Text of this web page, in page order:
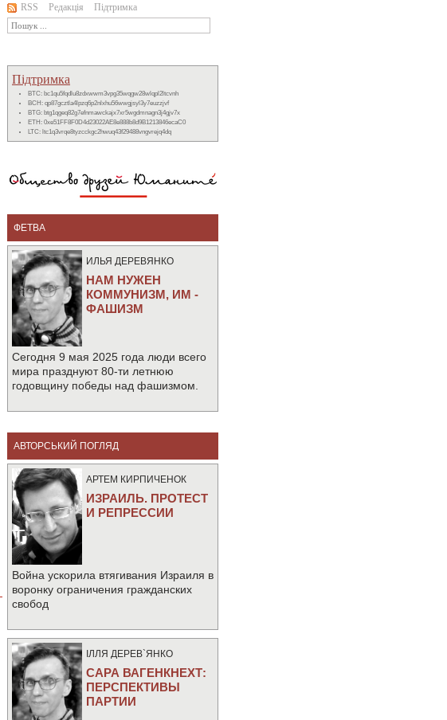
RSS Редакція Підтримка
Підтримка
BTC: bc1qu5fqdlu8zdxwwm3vpg35wqgw28wlqpl2ltcvnh
BCH: qp87gcztla4lpzq6p2nlxhu56wwgjsyl3y7euzzjvf
BTG: btg1qgeq82g7efnmawckajx7xr5wgdmnagn3j4gjv7x
ETH: 0xe51FF8F0D4d23022AE8e888b8d9B1213846ecaC0
LTC: ltc1q3vrqe8tyzcckgc2hwuq43f29488vngvrejq4dq
ФЕТВА
ИЛЬЯ ДЕРЕВЯНКО
НАМ НУЖЕН
КОММУНИЗМ, ИМ -
ФАШИЗМ
Сегодня 9 мая 2025 года люди всего
мира празднуют 80-ти летнюю
годовщину победы над фашизмом.
АВТОРСЬКИЙ ПОГЛЯД
АРТЕМ КИРПИЧЕНОК
ИЗРАИЛЬ. ПРОТЕСТ
И РЕПРЕССИИ
Война ускорила втягивания Израиля в
воронку ограничения гражданских
свобод
IЛЛЯ ДЕРЕВ`ЯНКО
САРА ВАГЕНКНЕХТ:
ПЕРСПЕКТИВЫ
ПАРТИИ